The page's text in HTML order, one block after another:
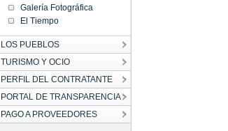
Galería Fotográfica
El Tiempo
LOS PUEBLOS
TURISMO Y OCIO
PERFIL DEL CONTRATANTE
PORTAL DE TRANSPARENCIA
PAGO A PROVEEDORES